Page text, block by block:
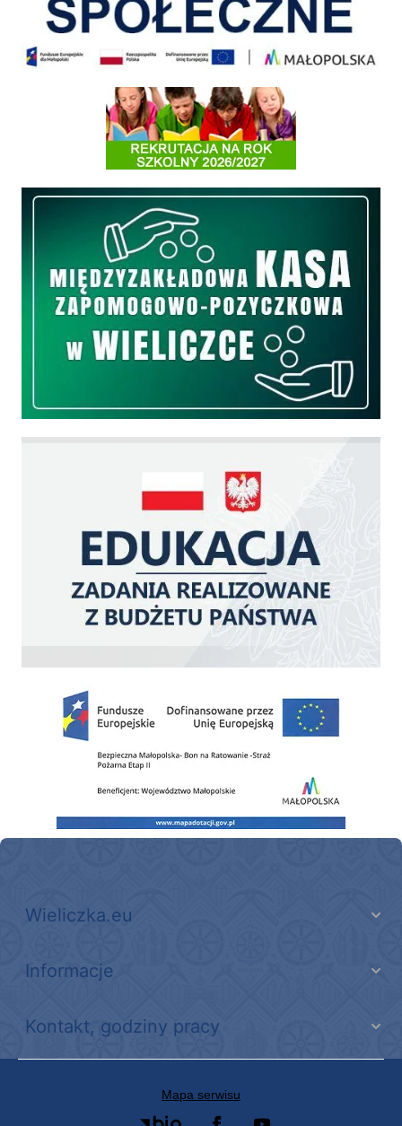
Informacja o terminach rekrutacji na rok szkolny 2026/2027
Międzyzakładowa Kasa Zapomogowo - Pożyczkowa
Zakup fabrycznie nowego, średniego samochodu ratowniczo-gaśniczego z
Wieliczka.eu
Informacje
Kontakt, godziny pracy
Mapa serwisu